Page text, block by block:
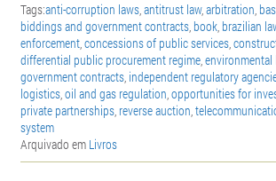
Tags:anti-corruption laws,antitrust law,arbitration,
biddings and government contracts, book, brazilian
enforcement,concessions of public services,
differential public procurement regime,environmental
government contracts, independent regulatory
logistics,oil and gas regulation,opportunities for
private partnerships, reverse auction,
system
Arquivado em Livros